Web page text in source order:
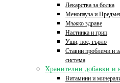
Лекарства за болка
Менопауза и
Мъжко здраве
Настинка и грип
Уши, нос, гърло
Ставни проблеми и
система
Хранителни добавки и
Витамини и